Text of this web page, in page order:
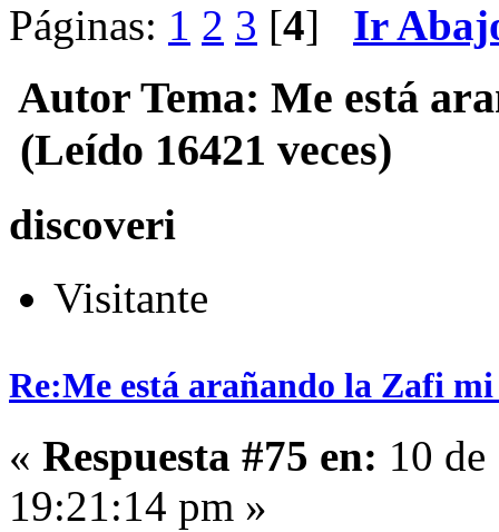
Páginas: 1 2 3 [4] Ir
Autor Tema: Me está
(Leído 16421 veces)
discoveri
Visitante
Re:Me está arañando la Zafi
« Respuesta #75 en: 10
19:21:14 pm »